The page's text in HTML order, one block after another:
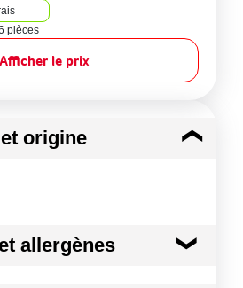
pièces
Afficher le prix
origine
allergènes